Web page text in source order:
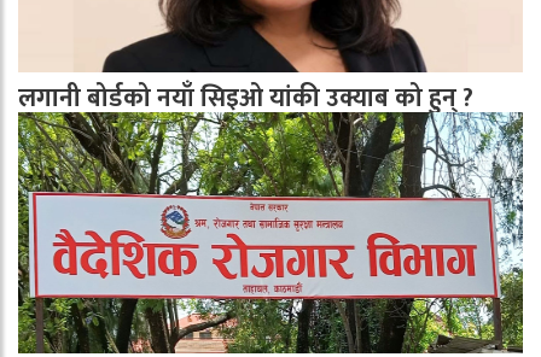
लगानी बोर्डको नयाँ सिइओ यांकी उक्याब को हुन् ?